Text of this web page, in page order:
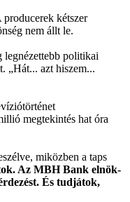
kétszer
nem állt le.
politikai
„Hát... azt hiszem...
megtekintés hat óra
miközben a taps
Az MBH Bank elnök-
És tudjátok,